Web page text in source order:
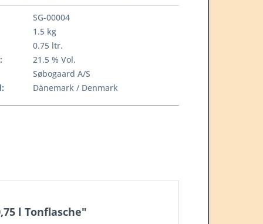
SG-00004
1.5 kg
0.75 ltr.
21.5 % Vol.
Søbogaard A/S
Dänemark / Denmark
l Tonflasche"